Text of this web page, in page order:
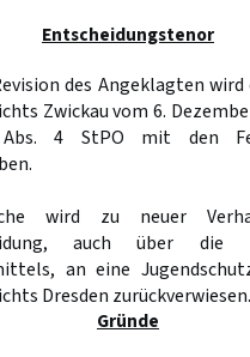
Entscheidungstenor
des Angeklagten
Zwickau vom 6.
4 StPO mit den
wird zu neuer
auch über die
an eine
Dresden zurückverwiesen.
Gründe